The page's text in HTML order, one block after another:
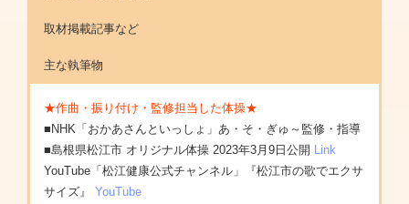
取材掲載記事など
主な執筆物
★作曲・振り付け・監修担当した体操★
■NHK「おかあさんといっしょ」あ・そ・ぎゅ～監修・指導
■島根県松江市 オリジナル体操 2023年3月9日公開
Link
YouTube「松江健康公式チャンネル」『松江市の歌でエクサ
サイズ』 YouTube